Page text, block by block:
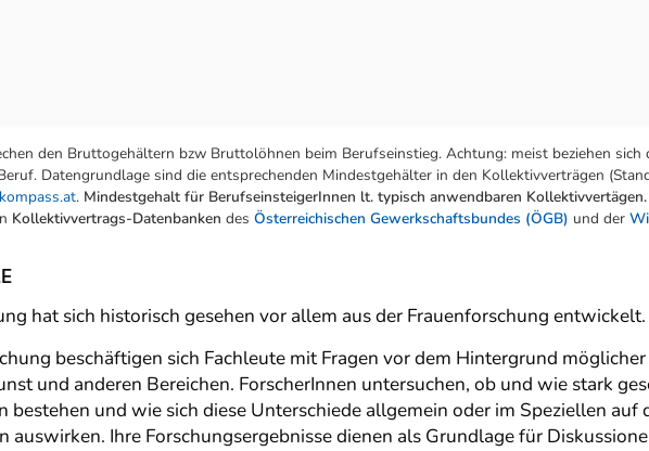
den Bruttogehältern bzw Bruttolöhnen beim Berufseinstieg. Achtung: meist beziehen
Datengrundlage sind die entsprechenden Mindestgehälter in den Kollektivverträgen
. Mindestgehalt für BerufseinsteigerInnen lt. typisch anwendbaren Kollektivvertägen.
Kollektivvertrags-Datenbanken des Österreichischen Gewerkschaftsbundes (ÖGB) und der
hat sich historisch gesehen vor allem aus der Frauenforschung entwickelt.
beschäftigen sich Fachleute mit Fragen vor dem Hintergrund
und anderen Bereichen. ForscherInnen untersuchen, ob und wie stark
bestehen und wie sich diese Unterschiede allgemein oder im Speziellen
auswirken. Ihre Forschungsergebnisse dienen als Grundlage für